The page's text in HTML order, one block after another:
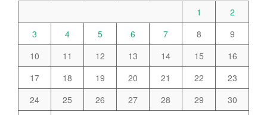
1
2
3
4 5 6 7 8
9
10
11 12 13 14 15
16
17
18 19 20 21 22
23
24
25 26 27 28 29
30